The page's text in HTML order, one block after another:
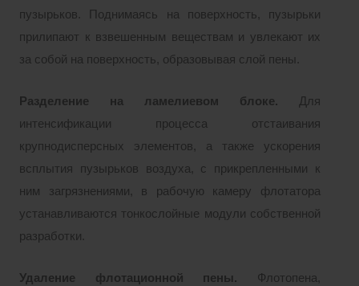
пузырьков. Поднимаясь на поверхность, пузырьки
прилипают к взвешенным веществам и увлекают их
за собой на поверхность, образовывая слой пены.
Разделение на ламелиевом блоке. Для
интенсификации процесса отстаивания
крупнодисперсных элементов, а также ускорения
всплытия пузырьков воздуха, с прикрепленными к
ним загрязнениями, в рабочую камеру флотатора
устанавливаются тонкослойные модули собственной
разработки.
Удаление флотационной пены. Флотопена,